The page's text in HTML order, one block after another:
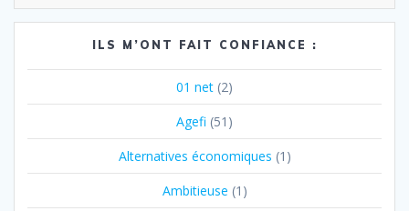
ILS M’ONT FAIT CONFIANCE :
01 net (2)
Agefi (51)
Alternatives économiques (1)
Ambitieuse (1)